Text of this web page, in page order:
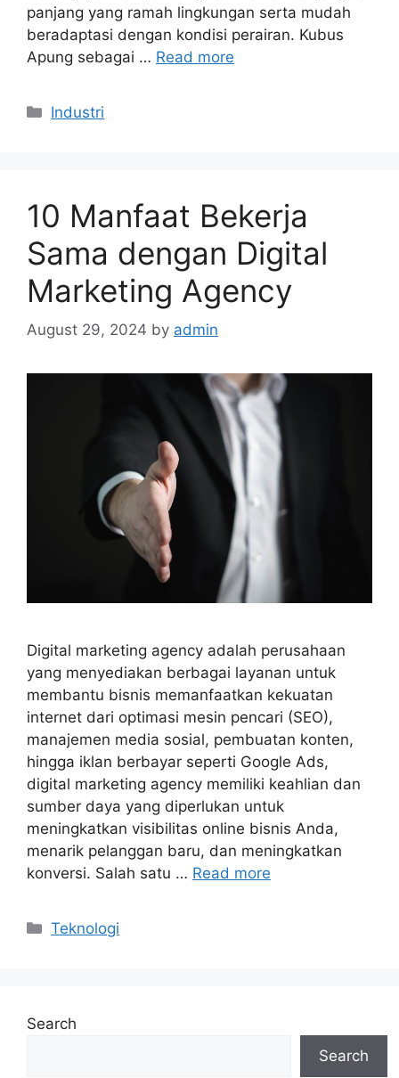
panjang yang ramah lingkungan serta mudah
beradaptasi dengan kondisi perairan. Kubus
Apung sebagai … Read more
Categories
Industri
10 Manfaat Bekerja
Sama dengan Digital
Marketing Agency
August 29, 2024 by admin
Digital marketing agency adalah perusahaan
yang menyediakan berbagai layanan untuk
membantu bisnis memanfaatkan kekuatan
internet dari optimasi mesin pencari (SEO),
manajemen media sosial, pembuatan konten,
hingga iklan berbayar seperti Google Ads,
digital marketing agency memiliki keahlian dan
sumber daya yang diperlukan untuk
meningkatkan visibilitas online bisnis Anda,
menarik pelanggan baru, dan meningkatkan
konversi. Salah satu … Read more
Categories
Teknologi
Search
Search